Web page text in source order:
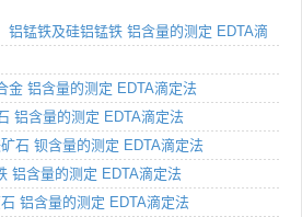
锰铁及硅铝锰铁 铝含量的测定 EDTA滴
金 铝含量的测定 EDTA滴定法
铝含量的测定 EDTA滴定法
石 钡含量的测定 EDTA滴定法
铝含量的测定 EDTA滴定法
铝含量的测定 EDTA滴定法